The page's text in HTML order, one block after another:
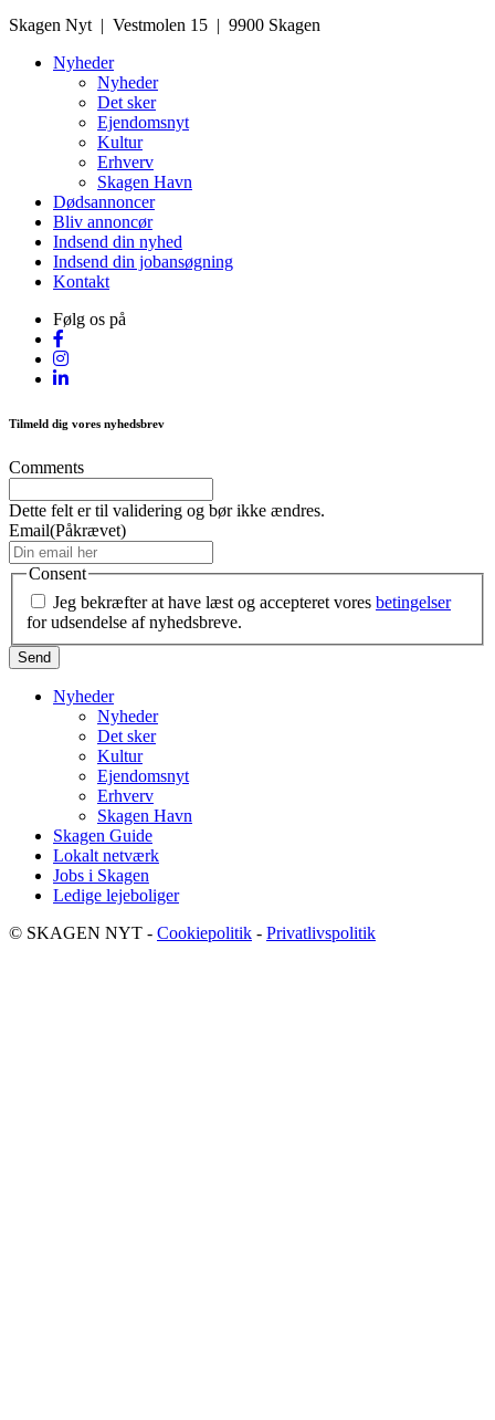
Skagen Nyt | Vestmolen 15 | 9900 Skagen
Nyheder
Nyheder
Det sker
Ejendomsnyt
Kultur
Erhverv
Skagen Havn
Dødsannoncer
Bliv annoncør
Indsend din nyhed
Indsend din jobansøgning
Kontakt
Følg os på
Tilmeld dig vores nyhedsbrev
Comments
Dette felt er til validering og bør ikke ændres.
Email(Påkrævet)
Consent
Jeg bekræfter at have læst og accepteret vores betingelser
for udsendelse af nyhedsbreve.
Nyheder
Nyheder
Det sker
Kultur
Ejendomsnyt
Erhverv
Skagen Havn
Skagen Guide
Lokalt netværk
Jobs i Skagen
Ledige lejeboliger
© SKAGEN NYT - Cookiepolitik - Privatlivspolitik